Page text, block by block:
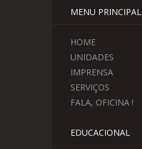
MENU PRINCIPAL
HOME
UNIDADES
IMPRENSA
SERVIÇOS
FALA, OFICINA !
EDUCACIONAL